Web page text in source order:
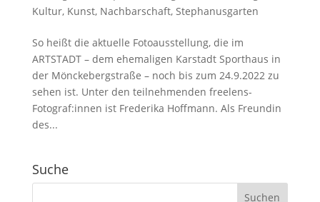
Kultur, Kunst, Nachbarschaft, Stephanusgarten
So heißt die aktuelle Fotoausstellung, die im
ARTSTADT – dem ehemaligen Karstadt Sporthaus in
der Mönckebergstraße – noch bis zum 24.9.2022 zu
sehen ist. Unter den teilnehmenden freelens-
Fotograf:innen ist Frederika Hoffmann. Als Freundin
des...
Suche
Suchen